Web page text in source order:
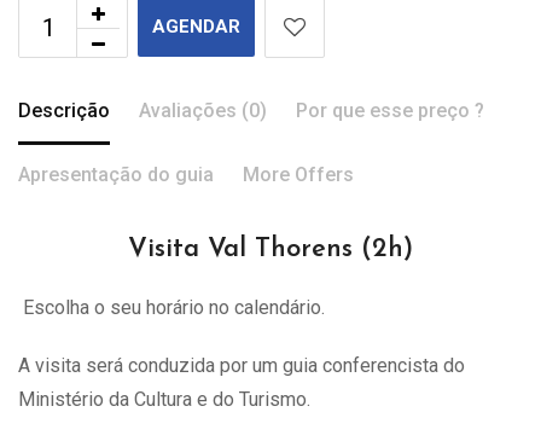
AGENDAR
Descrição Avaliações (0) Por que esse preço ?
Apresentação do guia More Offers
Visita Val Thorens (2h)
Escolha o seu horário no calendário.
A visita será conduzida por um guia conferencista do
Ministério da Cultura e do Turismo.